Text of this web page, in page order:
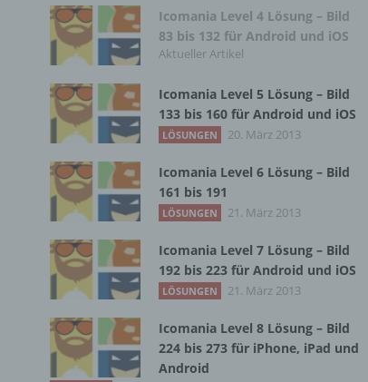
Icomania Level 4 Lösung – Bild
83 bis 132 für Android und iOS
Aktueller Artikel
Icomania Level 5 Lösung – Bild
133 bis 160 für Android und iOS
LÖSUNGEN 20. März 2013
Icomania Level 6 Lösung – Bild
161 bis 191
LÖSUNGEN 21. März 2013
Icomania Level 7 Lösung – Bild
192 bis 223 für Android und iOS
LÖSUNGEN 21. März 2013
Icomania Level 8 Lösung – Bild
224 bis 273 für iPhone, iPad und
Android